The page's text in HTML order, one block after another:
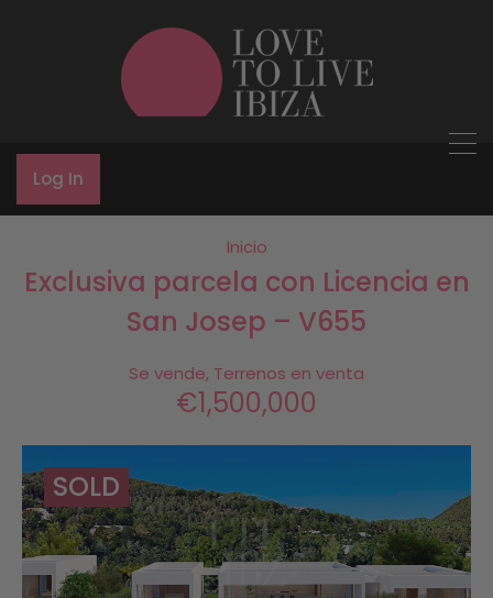
Log In
Inicio
Exclusiva parcela con Licencia en
San Josep – V655
Se vende, Terrenos en venta
€1,500,000
SOLD